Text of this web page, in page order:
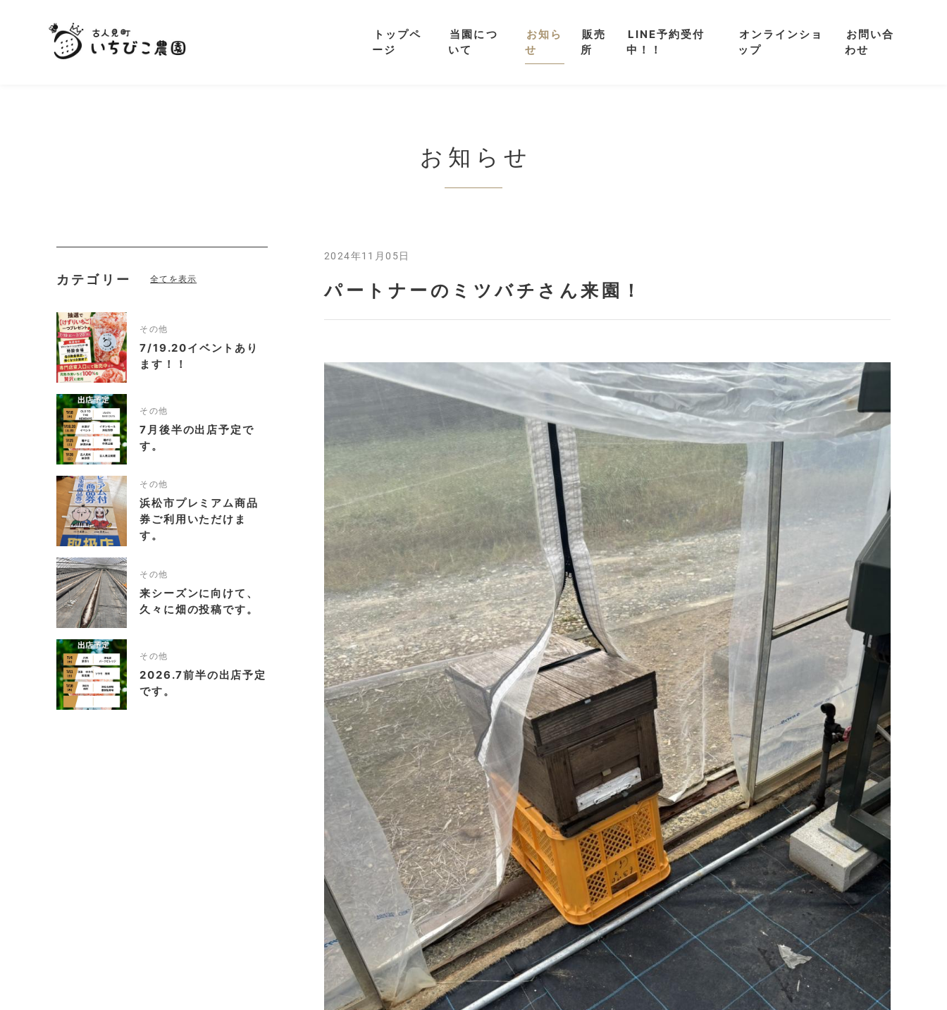
トップペ
ージ
当園につ
いて
お知ら
せ
販売
所
LINE予約受付
中！！
オンラインショ
ップ
お問い合
わせ
お知らせ
2024年11月05日
パートナーのミツバチさん来園！
カテゴリー 全てを表示
その他
7/19.20イベントあり
ます！！
その他
7月後半の出店予定で
す。
その他
浜松市プレミアム商品
券ご利用いただけま
す。
その他
来シーズンに向けて、
久々に畑の投稿です。
その他
2026.7前半の出店予定
です。